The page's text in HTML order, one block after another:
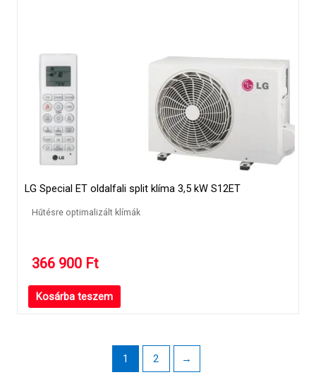
LG Special ET oldalfali split klíma 3,5 kW S12ET
Hűtésre optimalizált klímák
366 900 Ft
Kosárba teszem
1 2 →